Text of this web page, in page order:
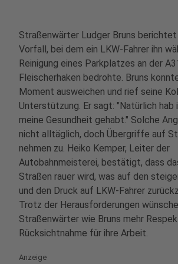
Straßenwärter Ludger Bruns berichtet
Vorfall, bei dem ein LKW-Fahrer ihn
Reinigung eines Parkplatzes an der
Fleischerhaken bedrohte. Bruns
Moment ausweichen und rief seine
Unterstützung. Er sagt: "Natürlich hab
meine Gesundheit gehabt." Solche
nicht alltäglich, doch Übergriffe auf
nehmen zu. Heiko Kemper, Leiter der
Autobahnmeisterei, bestätigt, dass
Straßen rauer wird, was auf den
und den Druck auf LKW-Fahrer
Trotz der Herausforderungen
Straßenwärter wie Bruns mehr
Rücksichtnahme für ihre Arbeit.
Anzeige